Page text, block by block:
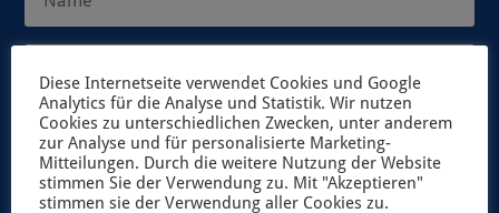
JETZT ANMELDEN
Diese Internetseite verwendet Cookies und Google
Analytics für die Analyse und Statistik. Wir nutzen
Cookies zu unterschiedlichen Zwecken, unter anderem
zur Analyse und für personalisierte Marketing-
Mitteilungen. Durch die weitere Nutzung der Website
stimmen Sie der Verwendung zu. Mit "Akzeptieren"
stimmen sie der Verwendung aller Cookies zu.